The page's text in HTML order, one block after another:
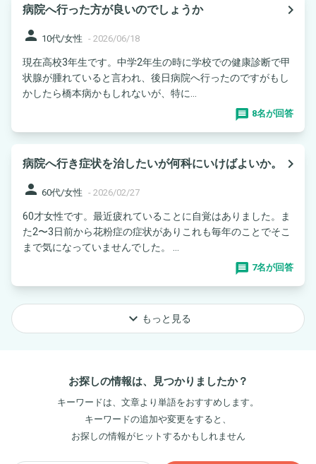
病院へ行った方が良いのでしょうか
navigate_next
person 10代/女性 - 2026/06/18
現在高校3年生です。中学2年生の時に学校での健康診断で甲
状腺が腫れていると言われ、後日病院へ行ったのですがもし
かしたら橋本病かもしれないが、特に...
8名が回答
病院へ行き症状を治したいが何科にいけばよいか。
navigate_next
person 60代/女性 - 2026/02/27
60才女性です。最近疲れていることに自覚はありました。ま
た2〜3日前から花粉症の症状がありこれも毎年のことでそこ
まで気になっていませんでした。 ...
7名が回答
keyboard_arrow_down もっと見る
お探しの情報は、見つかりましたか？
キーワードは、文章より単語をおすすめします。
キーワードの追加や変更をすると、
お探しの情報がヒットするかもしれません